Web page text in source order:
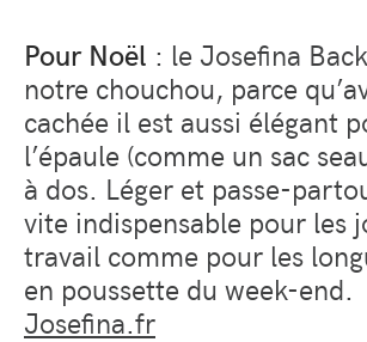
Pour Noël : le Josefina
notre chouchou, parce
cachée il est aussi élégant
l’épaule (comme un sac
à dos. Léger et passe-
vite indispensable pour les
travail comme pour les
en poussette du week-end.
Josefina.fr